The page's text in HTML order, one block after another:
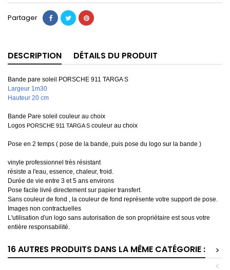
Partager
DESCRIPTION DÉTAILS DU PRODUIT
Bande pare soleil PORSCHE 911 TARGA S
Largeur 1m30
Hauteur 20 cm
Bande Pare soleil couleur au choix
Logos PORSCHE 911 TARGA S couleur au choix
Pose en 2 temps ( pose de la bande, puis pose du logo sur la bande )
vinyle professionnel très résistant
résiste a l'eau, essence, chaleur, froid.
Durée de vie entre 3 et 5 ans environs
Pose facile livré directement sur papier transfert.
Sans couleur de fond , la couleur de fond représente votre support de pose.
Images non contractuelles
L'utilisation d'un logo sans autorisation de son propriétaire est sous votre
entière responsabilité.
16 AUTRES PRODUITS DANS LA MÊME CATÉGORIE :
>
<